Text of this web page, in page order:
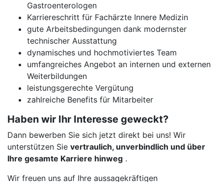
Gastroenterologen
Karriereschritt für Fachärzte Innere Medizin
gute Arbeitsbedingungen dank modernster
technischer Ausstattung
dynamisches und hochmotiviertes Team
umfangreiches Angebot an internen und externen
Weiterbildungen
leistungsgerechte Vergütung
zahlreiche Benefits für Mitarbeiter
Haben wir Ihr Interesse geweckt?
Dann bewerben Sie sich jetzt direkt bei uns! Wir
unterstützen Sie vertraulich, unverbindlich und über
Ihre gesamte Karriere hinweg .
Wir freuen uns auf Ihre aussagekräftigen